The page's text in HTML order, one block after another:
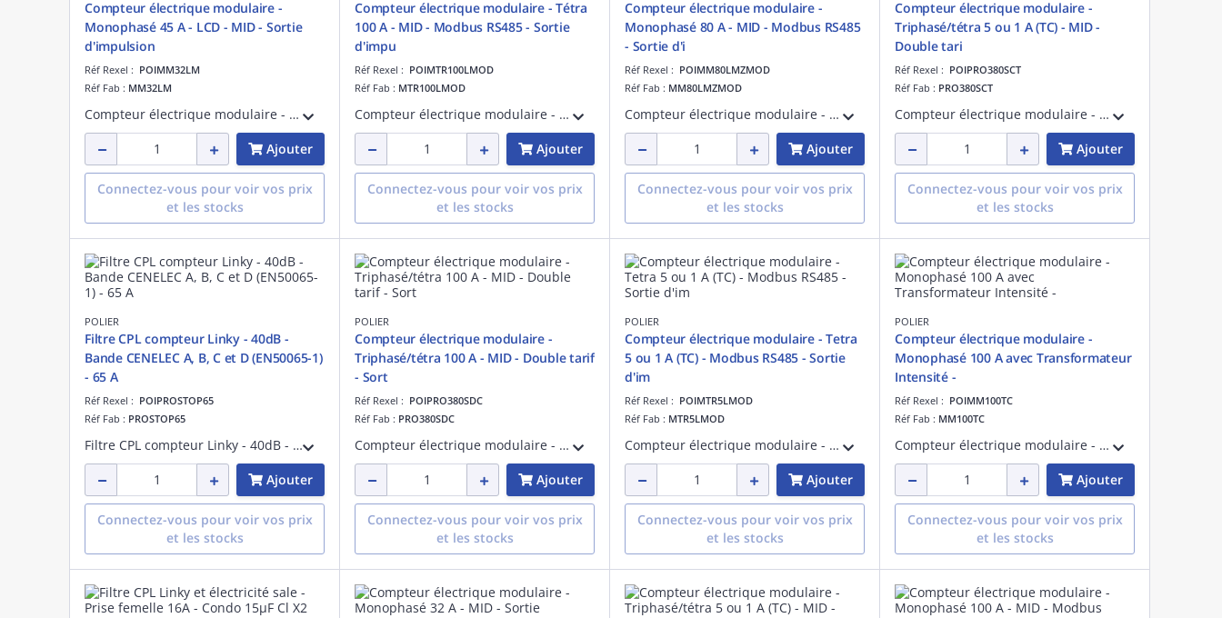
Compteur électrique modulaire -
Monophasé 45 A - LCD - MID - Sortie
d'impulsion
Réf Rexel : POIMM32LM
Réf Fab : MM32LM
Compteur électrique modulaire - Monophasé 45 A - Simple tarif - Affichage LCD - Certifié MID - Sortie d'impulsion
Ajouter
Connectez-vous pour voir vos prix
et les stocks
Compteur électrique modulaire - Tétra
100 A - MID - Modbus RS485 - Sortie
d'impu
Réf Rexel : POIMTR100LMOD
Réf Fab : MTR100LMOD
Compteur électrique modulaire - Tétra 100 A - Certifié MID - Simple tarif - Modbus RS485 - Sortie d'impulsion - Affichage LCD
Ajouter
Connectez-vous pour voir vos prix
et les stocks
Compteur électrique modulaire -
Monophasé 80 A - MID - Modbus RS485
- Sortie d'i
Réf Rexel : POIMM80LMZMOD
Réf Fab : MM80LMZMOD
Compteur électrique modulaire - Monophasé 80 A - Certifié MID - Modbus RS485 - Sortie d'impulsion - Affichage LCD
Ajouter
Connectez-vous pour voir vos prix
et les stocks
Compteur électrique modulaire -
Triphasé/tétra 5 ou 1 A (TC) - MID -
Double tari
Réf Rexel : POIPRO380SCT
Réf Fab : PRO380SCT
Compteur électrique modulaire - Triphasé/tétra 5 ou 1 A (TC) - Certifié MID - Double tarif - Sortie d'impulsion - 0258
Ajouter
Connectez-vous pour voir vos prix
et les stocks
POLIER
Filtre CPL compteur Linky - 40dB -
Bande CENELEC A, B, C et D (EN50065-1)
- 65 A
Réf Rexel : POIPROSTOP65
Réf Fab : PROSTOP65
Filtre CPL compteur Linky - 40dB - Bande CENELEC A, B, C et D (EN50065-1) - 65 A
Ajouter
Connectez-vous pour voir vos prix
et les stocks
POLIER
Compteur électrique modulaire -
Triphasé/tétra 100 A - MID - Double tarif
- Sort
Réf Rexel : POIPRO380SDC
Réf Fab : PRO380SDC
Compteur électrique modulaire - Triphasé/tétra 100 A - Certifié MID - Double tarif - Sortie d'impulsion - 0255
Ajouter
Connectez-vous pour voir vos prix
et les stocks
POLIER
Compteur électrique modulaire - Tetra
5 ou 1 A (TC) - Modbus RS485 - Sortie
d'im
Réf Rexel : POIMTR5LMOD
Réf Fab : MTR5LMOD
Compteur électrique modulaire - Tetra 5 ou 1 A (TC) - Simple tarif - Modbus RS485 - Sortie d'impulsion - Affichage LCD
Ajouter
Connectez-vous pour voir vos prix
et les stocks
POLIER
Compteur électrique modulaire -
Monophasé 100 A avec Transformateur
Intensité -
Réf Rexel : POIMM100TC
Réf Fab : MM100TC
Compteur électrique modulaire - Monophasé 100 A avec Transformateur d'Intensité - Simple tarif - Sortie d'impulsion - Affichage LCD
Ajouter
Connectez-vous pour voir vos prix
et les stocks